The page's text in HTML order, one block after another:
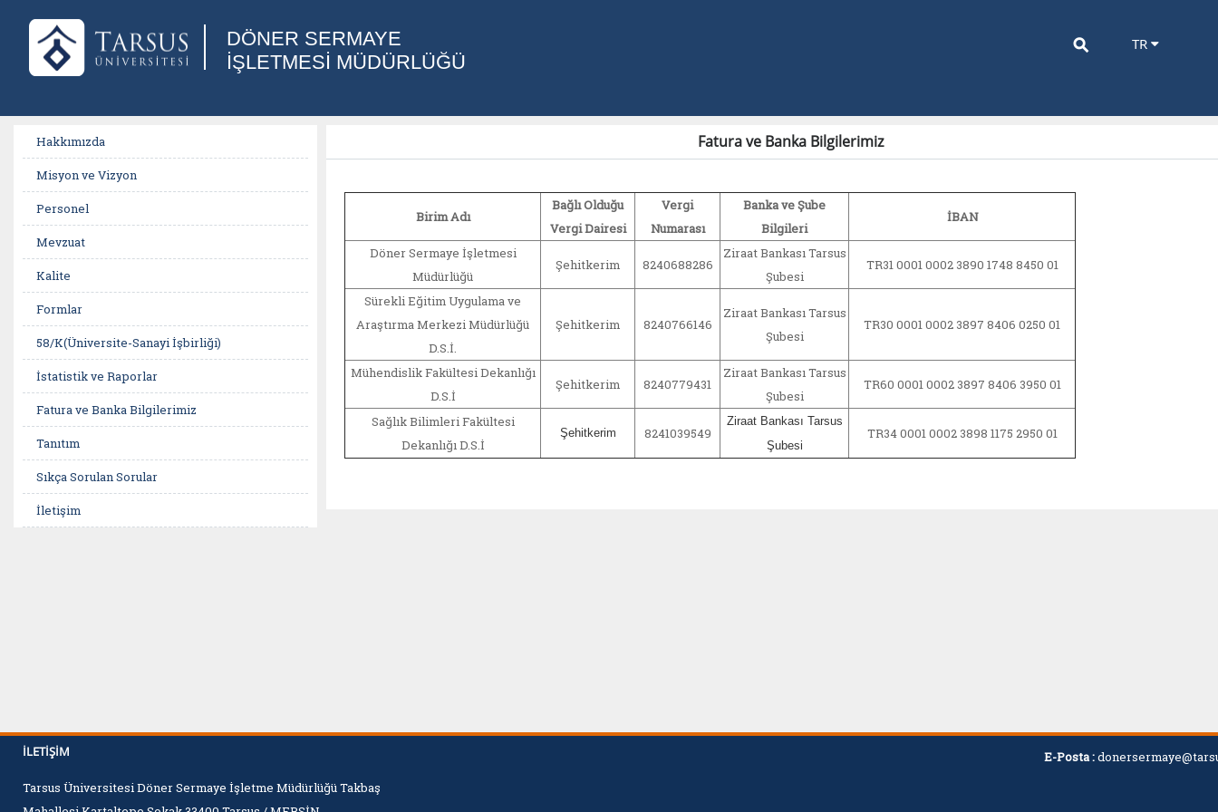
DÖNER SERMAYE
İŞLETMESİ MÜDÜRLÜĞÜ
TR
⚲
Hakkımızda
Misyon ve Vizyon
Personel
Mevzuat
Kalite
Formlar
58/K(Üniversite-Sanayi İşbirliği)
İstatistik ve Raporlar
Fatura ve Banka Bilgilerimiz
Tanıtım
Sıkça Sorulan Sorular
İletişim
Fatura ve Banka Bilgilerimiz
Birim Adı
Bağlı Olduğu
Vergi Dairesi
Vergi
Numarası
Banka ve Şube
Bilgileri
İBAN
Döner Sermaye İşletmesi
Müdürlüğü
Şehitkerim 8240688286
Ziraat Bankası Tarsus
Şubesi
TR31 0001 0002 3890 1748 8450 01
Sürekli Eğitim Uygulama ve
Araştırma Merkezi Müdürlüğü
D.S.İ.
Şehitkerim 8240766146
Ziraat Bankası Tarsus
Şubesi
TR30 0001 0002 3897 8406 0250 01
Mühendislik Fakültesi Dekanlığı
D.S.İ
Şehitkerim 8240779431
Ziraat Bankası Tarsus
Şubesi
TR60 0001 0002 3897 8406 3950 01
Sağlık Bilimleri Fakültesi
Dekanlığı D.S.İ
Şehitkerim 8241039549
Ziraat Bankası Tarsus
Şubesi
TR34 0001 0002 3898 1175 2950 01
İLETIŞIM
Tarsus Üniversitesi Döner Sermaye İşletme Müdürlüğü Takbaş
E-Posta :